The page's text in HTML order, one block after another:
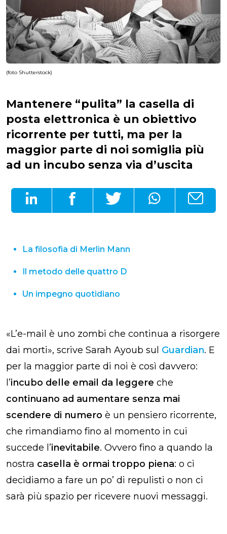
(foto Shutterstock)
Mantenere “pulita” la casella di
posta elettronica è un obiettivo
ricorrente per tutti, ma per la
maggior parte di noi somiglia più
ad un incubo senza via d’uscita
La filosofia di Merlin Mann
Il metodo delle quattro D
Un impegno quotidiano
«L’e-mail è uno zombi che continua a risorgere
dai morti», scrive Sarah Ayoub sul Guardian. E
per la maggior parte di noi è così davvero:
l’incubo delle email da leggere che
continuano ad aumentare senza mai
scendere di numero è un pensiero ricorrente,
che rimandiamo fino al momento in cui
succede l’inevitabile. Ovvero fino a quando la
nostra casella è ormai troppo piena: o ci
decidiamo a fare un po’ di repulisti o non ci
sarà più spazio per ricevere nuovi messaggi.